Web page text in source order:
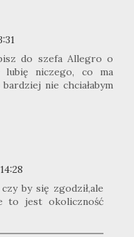
do szefa Allegro o
lubię niczego, co ma
nie chciałabym
by się zgodził,ale
to jest okoliczność